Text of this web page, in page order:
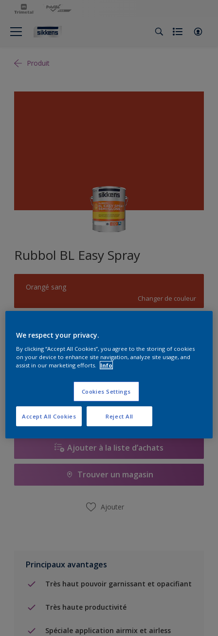
Produit
Rubbol BL Easy Spray
Orangé sang
Changer de couleur
5L
Quantité Calculateur de peinture
Ajouter à la liste d’achats
Trouver un magasin
Ajouter
Principaux avantages
Très haut pouvoir garnissant et opacifiant
Très haute productivité
Spéciale application airmix et airless
We respect your privacy.
By clicking “Accept All Cookies”, you agree to the storing of cookies
on your device to enhance site navigation, analyze site usage, and
assist in our marketing efforts.
Info
Cookies Settings
Reject All
Accept All Cookies